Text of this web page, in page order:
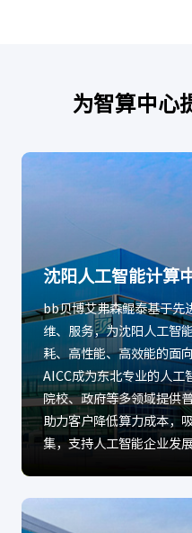
为智算中心
沈阳人工智能计算
bb贝博艾弗森鲲泰基于先
维、服务，为沈阳人工智
耗、高性能、高效能的面
AICC成为东北专业的人工
院校、政府等多领域提供
助力客户降低算力成本，
集，支持人工智能企业发展